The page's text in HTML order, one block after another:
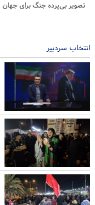
تصویر بی‌پرده جنگ برای جهان
انتخاب سردبیر